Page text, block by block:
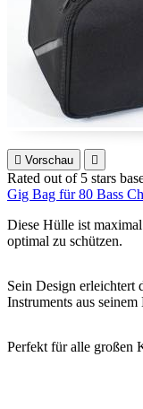
 Vorschau 
Rated out of 5 stars
Gig Bag für 80 Bass
Diese Hülle ist
optimal zu schützen.
Sein Design erleichtert
Instruments aus
Perfekt für alle großen